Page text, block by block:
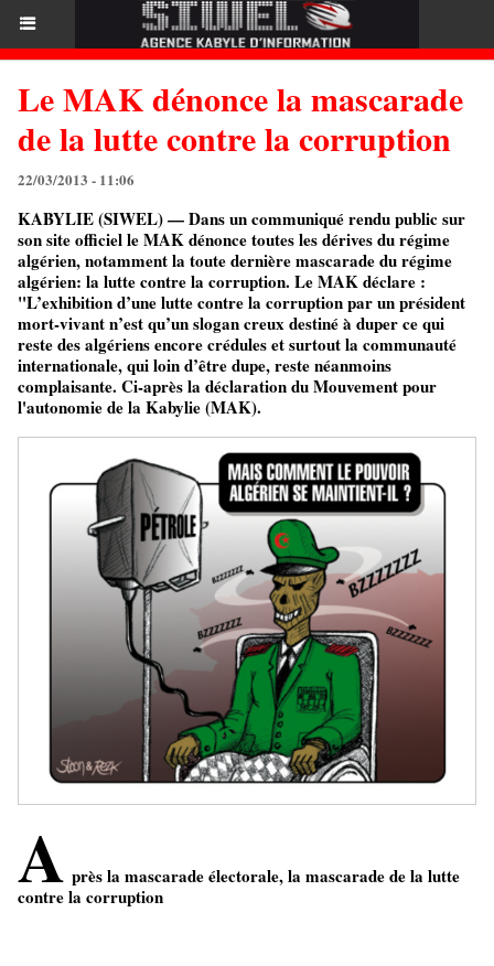
Le MAK dénonce la mascarade
de la lutte contre la corruption
22/03/2013 - 11:06
KABYLIE (SIWEL) — Dans un communiqué rendu public sur
son site officiel le MAK dénonce toutes les dérives du régime
algérien, notamment la toute dernière mascarade du régime
algérien: la lutte contre la corruption. Le MAK déclare :
"L’exhibition d’une lutte contre la corruption par un président
mort-vivant n’est qu’un slogan creux destiné à duper ce qui
reste des algériens encore crédules et surtout la communauté
internationale, qui loin d’être dupe, reste néanmoins
complaisante. Ci-après la déclaration du Mouvement pour
l'autonomie de la Kabylie (MAK).
A près la mascarade électorale, la mascarade de la lutte
contre la corruption